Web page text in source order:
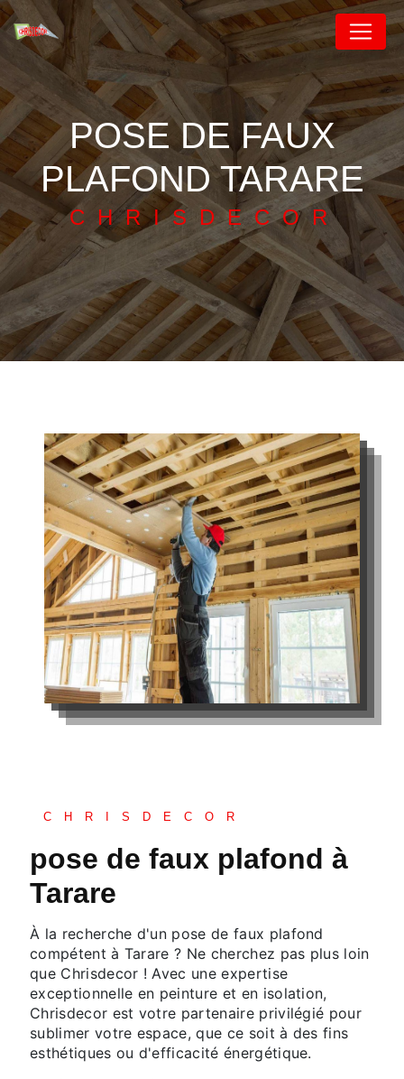
POSE DE FAUX
PLAFOND TARARE
CHRISDECOR
CHRISDECOR
pose de faux plafond à
Tarare
À la recherche d'un pose de faux plafond
compétent à Tarare ? Ne cherchez pas plus loin
que Chrisdecor ! Avec une expertise
exceptionnelle en peinture et en isolation,
Chrisdecor est votre partenaire privilégié pour
sublimer votre espace, que ce soit à des fins
esthétiques ou d'efficacité énergétique.
Panneau de gestion des cookies